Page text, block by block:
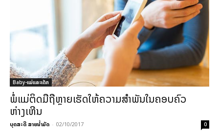
Baby-ແມ່ແລະເດັກ
ພໍ່ແມ່ຕິດມືຖືຫຼາຍເຮັດໃຫ້ຄວາມສຳພັນໃນຄອບຄົວ
ຫ່າງເຫີນ
ບຸດສະດີ ສາຍນ້ຳມັດ - 02/10/2017 0